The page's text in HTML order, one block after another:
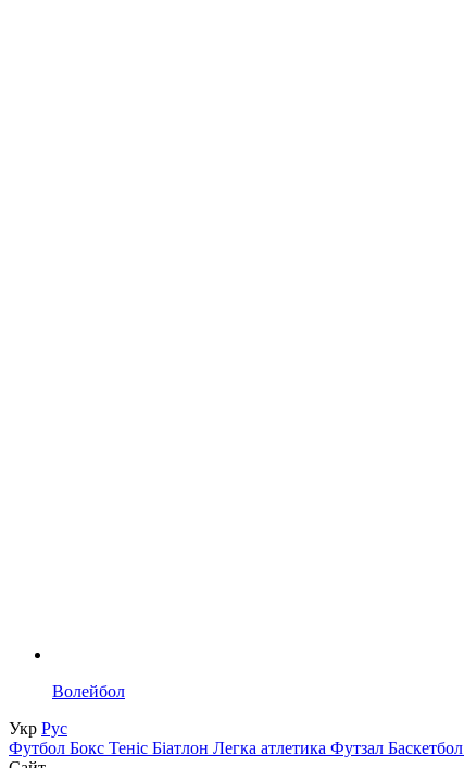
Волейбол
Укр Рус
Футбол Бокс Теніс Біатлон Легка атлетика Футзал Баскетбол